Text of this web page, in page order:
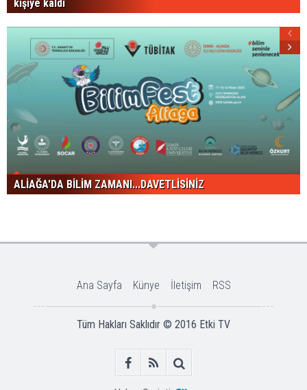
kişiye kaldı
ALİAĞA'DA BİLİM ZAMANI...DAVETLİSİNİZ
Ana Sayfa Künye İletişim RSS
Tüm Hakları Saklıdır © 2016 Etki TV